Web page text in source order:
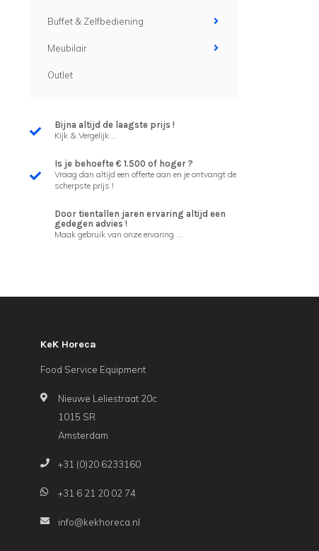
Buffet & Zelfbediening
Meubilair
Outlet
Bijna altijd de laagste prijs !
Kijk & Vergelijk ...
Is je behoefte € 1.500 of hoger ?
Vraag dan altijd een offerte aan en je ontvangt de
scherpste prijs !
Door tientallen jaren ervaring altijd een
gedegen advies !
Maak gebruik van onze ervaring ...
KeK Horeca
Food Service Equipment
Nieuwe Leliestraat 20c
1015 SR
Amsterdam
+31 (0)20 6233160
+31 6 21 20 02 74
info@kekhoreca.nl